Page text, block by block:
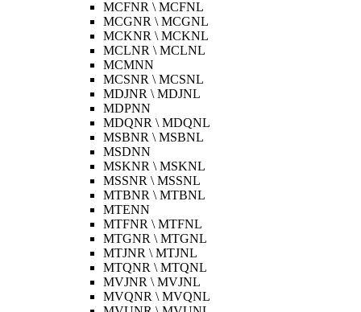
MCFNR \ MCFNL
MCGNR \ MCGNL
MCKNR \ MCKNL
MCLNR \ MCLNL
MCMNN
MCSNR \ MCSNL
MDJNR \ MDJNL
MDPNN
MDQNR \ MDQNL
MSBNR \ MSBNL
MSDNN
MSKNR \ MSKNL
MSSNR \ MSSNL
MTBNR \ MTBNL
MTENN
MTFNR \ MTFNL
MTGNR \ MTGNL
MTJNR \ MTJNL
MTQNR \ MTQNL
MVJNR \ MVJNL
MVQNR \ MVQNL